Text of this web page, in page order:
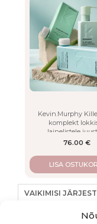
Kevin.Murphy
komplekt
lainelistele
76.00 €
LISA